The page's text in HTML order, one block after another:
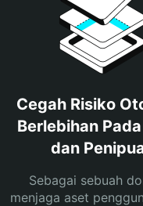
Cegah Risiko
Berlebihan
dan
Sebagai sebuah
menjaga aset